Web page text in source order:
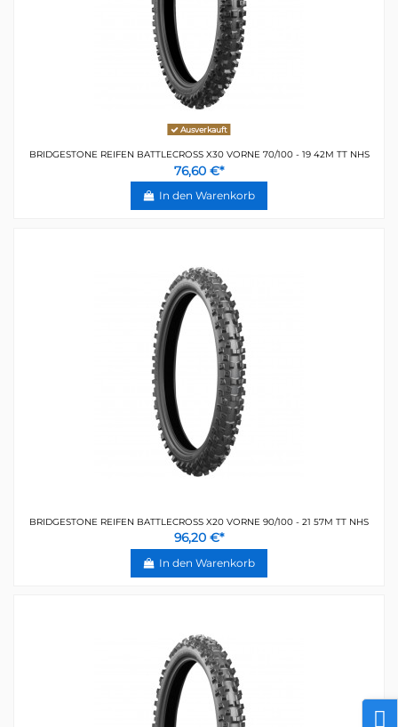
Ausverkauft
BRIDGESTONE REIFEN BATTLECROSS X30 VORNE 70/100 - 19 42M TT NHS
76,60 €*
In den Warenkorb
BRIDGESTONE REIFEN BATTLECROSS X20 VORNE 90/100 - 21 57M TT NHS
96,20 €*
In den Warenkorb